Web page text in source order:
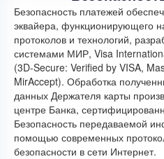
Безопасность платежей
эквайера, функционирующего
протоколов и технологий,
системами МИР, Visa
(3D-Secure: Verified by VISA,
MirAccept). Обработка
данных Держателя карты
центре Банка,
Безопасность передаваемой
помощью современных
безопасности в сети Интернет.